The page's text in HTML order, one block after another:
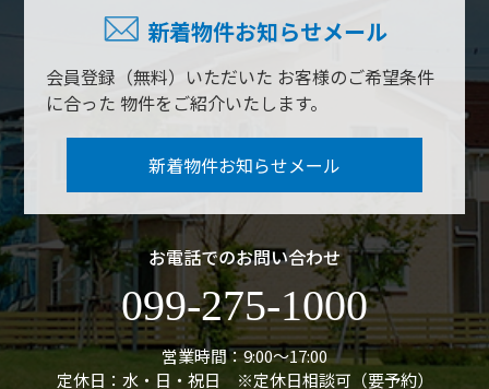
新着物件お知らせメール
会員登録（無料）いただいた お客様のご希望条件
に合った 物件をご紹介いたします。
新着物件お知らせメール
お電話でのお問い合わせ
099-275-1000
営業時間：9:00〜17:00
定休日：水・日・祝日 ※定休日相談可（要予約）